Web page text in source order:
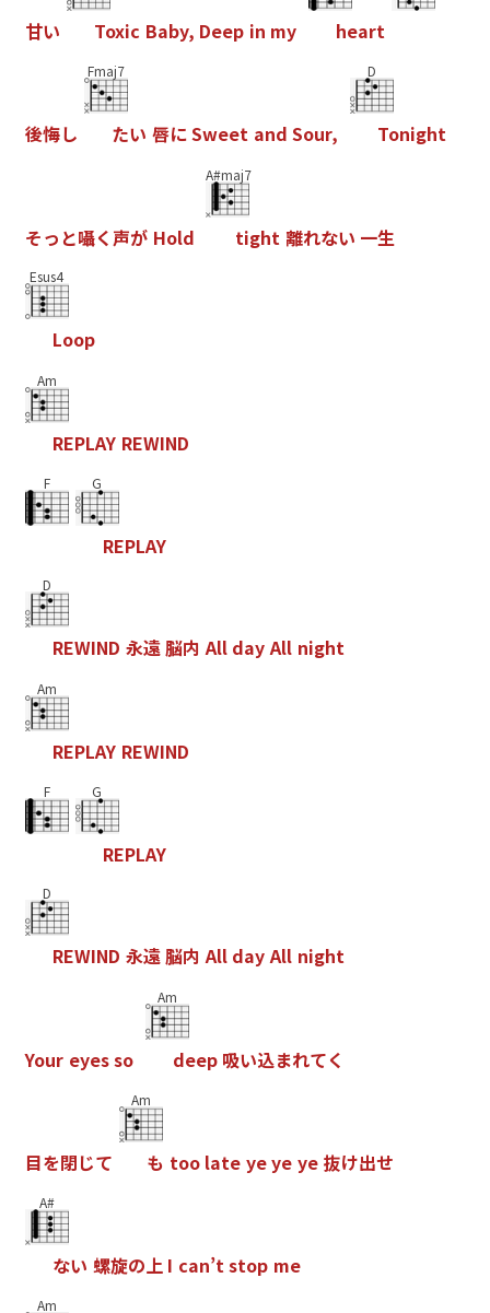
甘い Toxic Baby, Deep in my heart
後悔し
Fmaj7
たい 唇にSweet and Sour,
D
Tonight
そっ と囁く 声が Hold
A#maj7
tight 離れない 一生
Esus4
Loop
Am
REPLAY REWIND
F G
REPLAY
D
REWIND 永遠脳内 All day All night
Am
REPLAY REWIND
F G
REPLAY
D
REWIND 永遠脳内 All day All night
Your eyesso
Am
deep 吸い込まれてく
目を閉じて
Am
も too late yeye ye 抜け出せ
A#
ない 螺旋の 上 I can’t stop me
Am